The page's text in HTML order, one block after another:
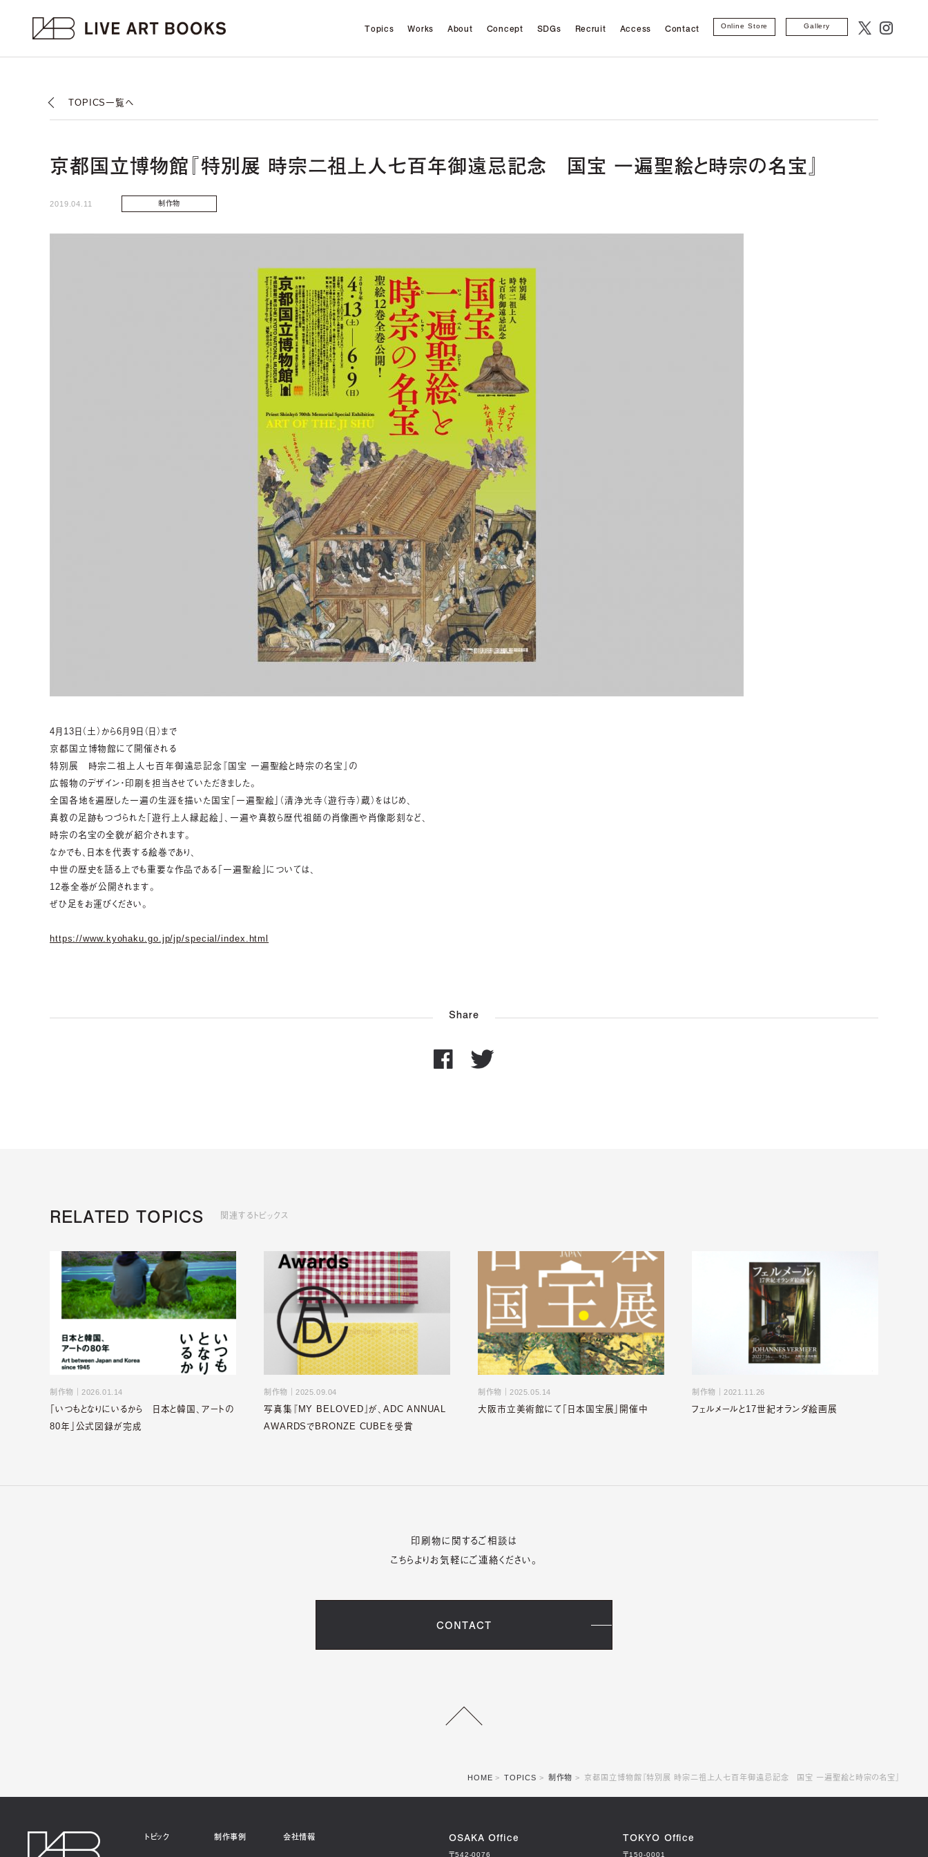
Topics Works About Concept SDGs Recruit Access Contact Online Store Gallery
TOPICS一覧へ
京都国立博物館『特別展 時宗二祖上人七百年御遠忌記念 国宝 一遍聖絵と時宗の名宝』
2019.04.11 制作物
4月13日（土）から6月9日（日）まで
京都国立博物館にて開催される
特別展 時宗二祖上人七百年御遠忌記念『国宝 一遍聖絵と時宗の名宝』の
広報物のデザイン・印刷を担当させていただきました。
全国各地を遍歴した一遍の生涯を描いた国宝「一遍聖絵」（清浄光寺（遊行寺）蔵）をはじめ、
真教の足跡もつづられた「遊行上人縁起絵」、一遍や真教ら歴代祖師の肖像画や肖像彫刻など、
時宗の名宝の全貌が紹介されます。
なかでも、日本を代表する絵巻であり、
中世の歴史を語る上でも重要な作品である「一遍聖絵」については、
12巻全巻が公開されます。
ぜひ足をお運びください。
https://www.kyohaku.go.jp/jp/special/index.html
Share
RELATED TOPICS 関連するトピックス
制作物 2026.01.14
「いつもとなりにいるから 日本と韓国、アートの
80年」公式図録が完成
制作物 2025.09.04
写真集『MY BELOVED』が、ADC ANNUAL
AWARDSでBRONZE CUBEを受賞
制作物 2025.05.14
大阪市立美術館にて「日本国宝展」開催中
制作物 2021.11.26
フェルメールと17世紀オランダ絵画展
印刷物に関するご相談は
こちらよりお気軽にご連絡ください。
CONTACT
HOME TOPICS 制作物 京都国立博物館『特別展 時宗二祖上人七百年御遠忌記念 国宝 一遍聖絵と時宗の名宝』
トピック 制作事例 会社情報 OSAKA Office
〒542-0076
TOKYO Office
〒150-0001